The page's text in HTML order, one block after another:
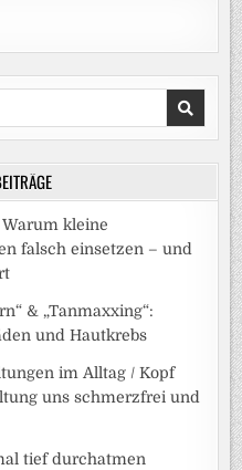
kleine
falsch einsetzen – und
& „Tanmaxxing“:
und Hautkrebs
im Alltag / Kopf
uns schmerzfrei und
tief durchatmen